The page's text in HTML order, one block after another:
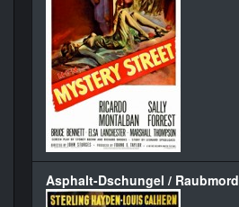
Asphalt-Dschungel / Raubmord